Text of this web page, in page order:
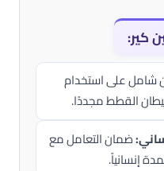
كير:
على استخدام
القطط مجددًا.
ضمان التعامل مع
إنسانياً.